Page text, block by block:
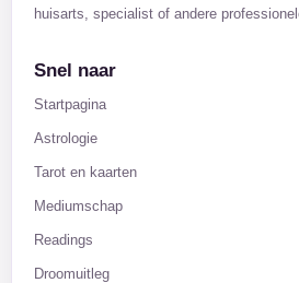
huisarts, specialist of andere
Snel naar
Startpagina
Astrologie
Tarot en kaarten
Mediumschap
Readings
Droomuitleg